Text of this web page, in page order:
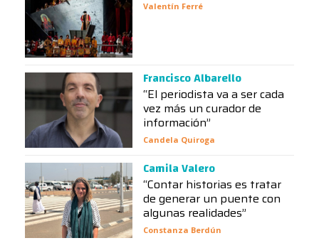
Valentín Ferré
Francisco Albarello
“El periodista va a ser cada
vez más un curador de
información”
Candela Quiroga
Camila Valero
“Contar historias es tratar
de generar un puente con
algunas realidades”
Constanza Berdún